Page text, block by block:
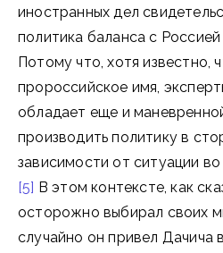
иностранных дел
политика баланса с
Потому что, хотя известно,
пророссийское имя,
обладает еще и
производить политику в
зависимости от ситуации
[5] В этом контексте, как
осторожно выбирал своих
случайно он привел Дачича